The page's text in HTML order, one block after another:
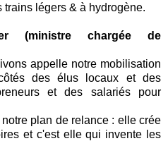
trains légers & à hydrogène.
(ministre chargée de
appelle notre mobilisation
des élus locaux et des
et des salariés pour
plan de relance : elle crée
et c'est elle qui invente les